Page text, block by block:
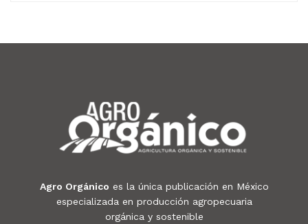
Agro Orgánico es la única publicación en México
especializada en producción agropecuaria
orgánica y sostenible